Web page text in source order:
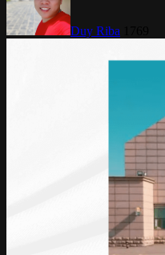
Duy Riba